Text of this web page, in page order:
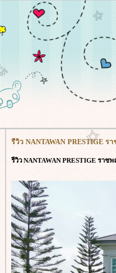
รีวิว NANTAWAN PRESTIGE
รีวิว NANTAWAN PRESTIGE รา